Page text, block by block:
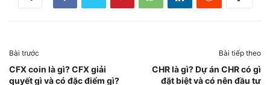
Bài trước
CFX coin là gì? CFX giải
quyết gì và có đặc điểm gì?
Bài tiếp theo
CHR là gì? Dự án CHR có gì
đặt biệt và có nên đầu tư